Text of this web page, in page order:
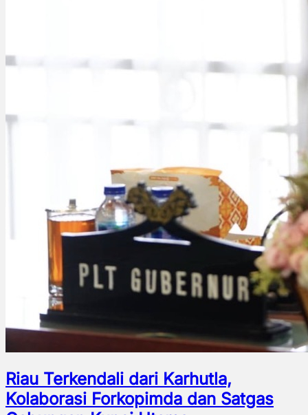
Riau Terkendali dari Karhutla,
Kolaborasi Forkopimda dan Satgas